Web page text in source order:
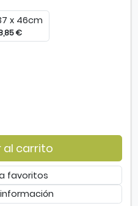
a
A
c
a
x 46cm
€
al carrito
favoritos